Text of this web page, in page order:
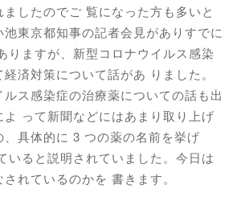
したのでご 覧になった方も多いと
東京都知事の記者会見がありすでに
りますが、新型コロナウイルス感染
済対策について話があ りました。
ス感染症の治療薬についての話も出
って新聞などにはあまり取り上げ
、具体的に 3 つの薬の名前を挙げ
いると説明されていました。今日は
れているのかを 書きます。